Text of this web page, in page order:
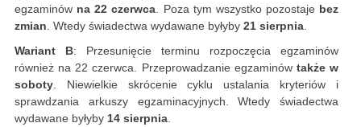
egzaminów na 22 czerwca. Poza tym wszystko pozostaje bez
zmian. Wtedy świadectwa wydawane byłyby 21 sierpnia.
Wariant B: Przesunięcie terminu rozpoczęcia egzaminów
również na 22 czerwca. Przeprowadzanie egzaminów także w
soboty. Niewielkie skrócenie cyklu ustalania kryteriów i
sprawdzania arkuszy egzaminacyjnych. Wtedy świadectwa
wydawane byłyby 14 sierpnia.